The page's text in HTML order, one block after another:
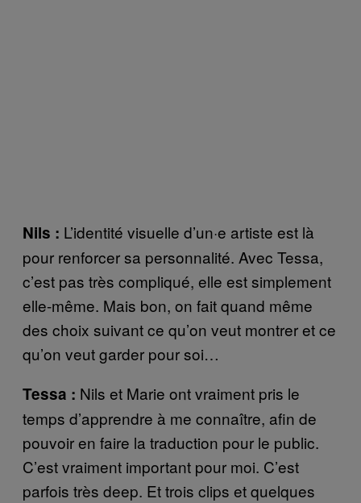
Nils : L’identité visuelle d’un·e artiste est là
pour renforcer sa personnalité. Avec Tessa,
c’est pas très compliqué, elle est simplement
elle-même. Mais bon, on fait quand même
des choix suivant ce qu’on veut montrer et ce
qu’on veut garder pour soi…
Tessa : Nils et Marie ont vraiment pris le
temps d’apprendre à me connaître, afin de
pouvoir en faire la traduction pour le public.
C’est vraiment important pour moi. C’est
parfois très deep. Et trois clips et quelques